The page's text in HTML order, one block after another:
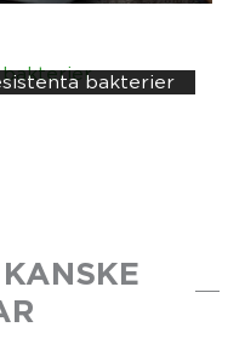
bakterier